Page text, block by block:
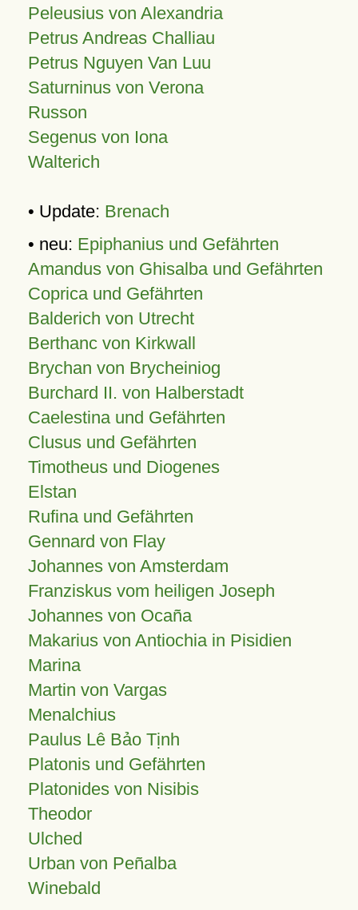
Peleusius von Alexandria
Petrus Andreas Challiau
Petrus Nguyen Van Luu
Saturninus von Verona
Russon
Segenus von Iona
Walterich
• Update: Brenach
• neu: Epiphanius und Gefährten
Amandus von Ghisalba und Gefährten
Coprica und Gefährten
Balderich von Utrecht
Berthanc von Kirkwall
Brychan von Brycheiniog
Burchard II. von Halberstadt
Caelestina und Gefährten
Clusus und Gefährten
Timotheus und Diogenes
Elstan
Rufina und Gefährten
Gennard von Flay
Johannes von Amsterdam
Franziskus vom heiligen Joseph
Johannes von Ocaña
Makarius von Antiochia in Pisidien
Marina
Martin von Vargas
Menalchius
Paulus Lê Bảo Tịnh
Platonis und Gefährten
Platonides von Nisibis
Theodor
Ulched
Urban von Peñalba
Winebald